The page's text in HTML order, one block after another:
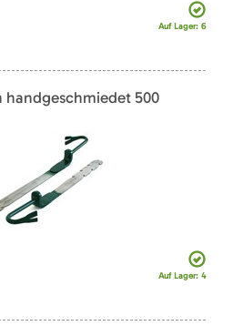
Auf Lager: 6
handgeschmiedet 500
Auf Lager: 4